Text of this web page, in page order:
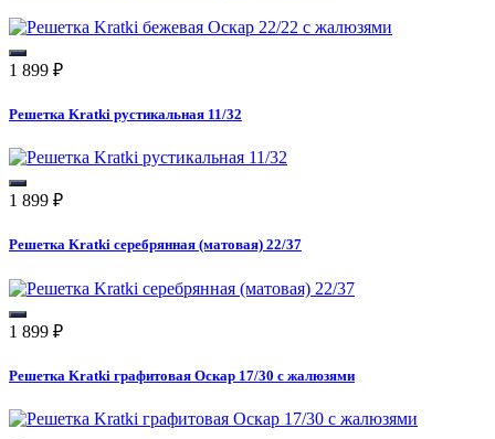
1 899 ₽
Решетка Kratki рустикальная 11/32
1 899 ₽
Решетка Kratki серебрянная (матовая) 22/37
1 899 ₽
Решетка Kratki графитовая Оскар 17/30 с жалюзями